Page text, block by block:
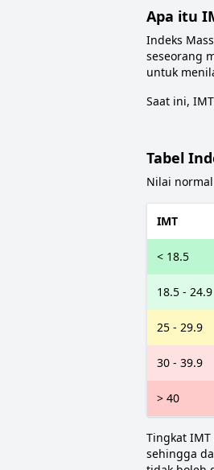
Apa itu
Indeks
seseorang
untuk
Saat ini,
Tabel
Nilai
IMT
< 18.5
18.5 - 24.9
25 - 29.9
30 - 39.9
> 40
Tingkat
sehingga